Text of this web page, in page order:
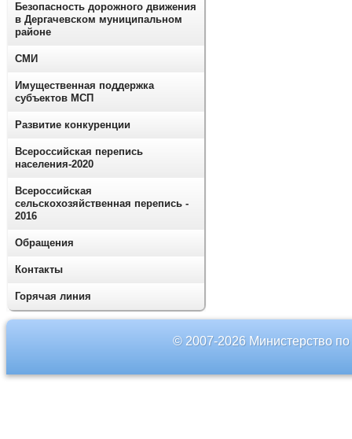
Безопасность дорожного движения
в Дергачевском муниципальном
районе
СМИ
Имущественная поддержка
субъектов МСП
Развитие конкуренции
Всероссийская перепись
населения-2020
Всероссийская
сельскохозяйственная перепись -
2016
Обращения
Контакты
Горячая линия
© 2007-2026 Министерство